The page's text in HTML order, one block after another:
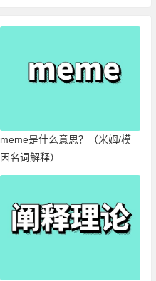
meme是什么意思？（米姆/模
因名词解释）